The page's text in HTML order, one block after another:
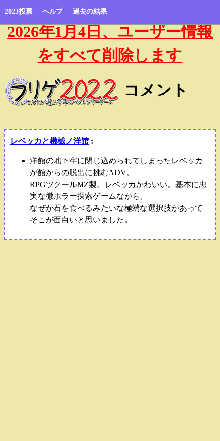
2023投票 ヘルプ 過去の結果
2026年1月4日、ユーザー情報
をすべて削除します
コメント
レベッカと機械ノ洋館:
洋館の地下牢に閉じ込められてしまったレベッカ
が館からの脱出に挑むADV。
RPGツクールMZ製。レベッカかわいい。基本に忠
実な微ホラー探索ゲームながら、
なぜか石を食べるみたいな極端な選択肢があって
そこが面白いと思いました。